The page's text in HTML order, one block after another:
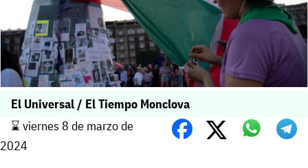
El Universal / El Tiempo Monclova
⌛️ viernes 8 de marzo de
2024